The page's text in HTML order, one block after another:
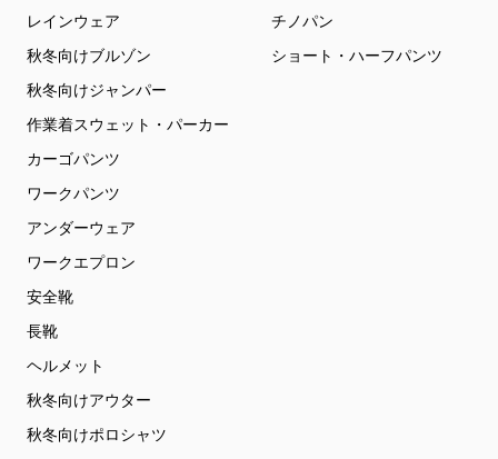
レインウェア
秋冬向けブルゾン
秋冬向けジャンパー
作業着スウェット・パーカー
カーゴパンツ
ワークパンツ
アンダーウェア
ワークエプロン
安全靴
長靴
ヘルメット
秋冬向けアウター
秋冬向けポロシャツ
チノパン
ショート・ハーフパンツ